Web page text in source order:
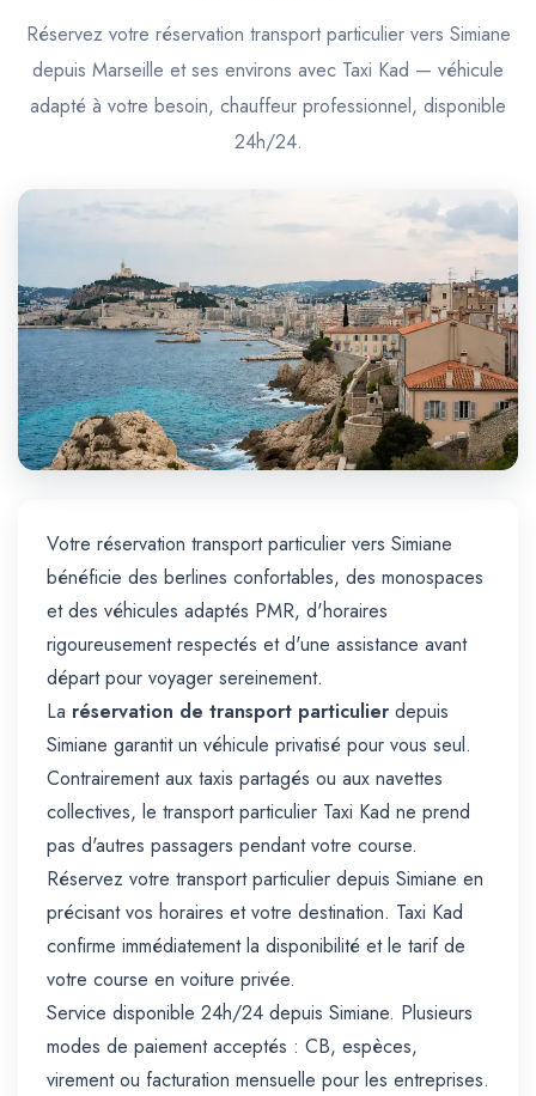
Réservez votre réservation transport particulier vers Simiane
depuis Marseille et ses environs avec Taxi Kad — véhicule
adapté à votre besoin, chauffeur professionnel, disponible
24h/24.
Votre réservation transport particulier vers Simiane
bénéficie des berlines confortables, des monospaces
et des véhicules adaptés PMR, d'horaires
rigoureusement respectés et d'une assistance avant
départ pour voyager sereinement.
La réservation de transport particulier depuis
Simiane garantit un véhicule privatisé pour vous seul.
Contrairement aux taxis partagés ou aux navettes
collectives, le transport particulier Taxi Kad ne prend
pas d'autres passagers pendant votre course.
Réservez votre transport particulier depuis Simiane en
précisant vos horaires et votre destination. Taxi Kad
confirme immédiatement la disponibilité et le tarif de
votre course en voiture privée.
Service disponible 24h/24 depuis Simiane. Plusieurs
modes de paiement acceptés : CB, espèces,
virement ou facturation mensuelle pour les entreprises.